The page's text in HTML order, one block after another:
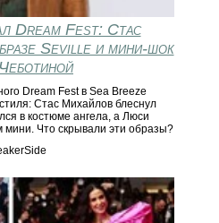
Dream Fest: Стас
Seville и мини‑шок
Dream Fest в Sea Breeze
Стас Михайлов блеснул
в костюме ангела, а Люси
мини. Что скрывали эти образы?